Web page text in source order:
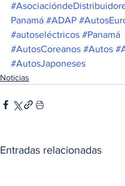
Panamá #ADAP
#autoseléctricos #Panamá
#AutosCoreanos #Autos
#AutosJaponeses
Noticias
Entradas relacionadas